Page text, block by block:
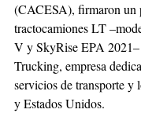
(CACESA), firmaron un
tractocamiones LT
V y SkyRise EPA 2021–
Trucking, empresa
servicios de transporte y
y Estados Unidos.